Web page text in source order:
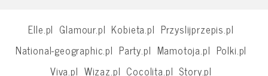
Elle.pl Glamour.pl Kobieta.pl Przyslijprzepis.pl
National-geographic.pl Party.pl Mamotoja.pl Polki.pl
Viva.pl Wizaz.pl Cocolita.pl Story.pl